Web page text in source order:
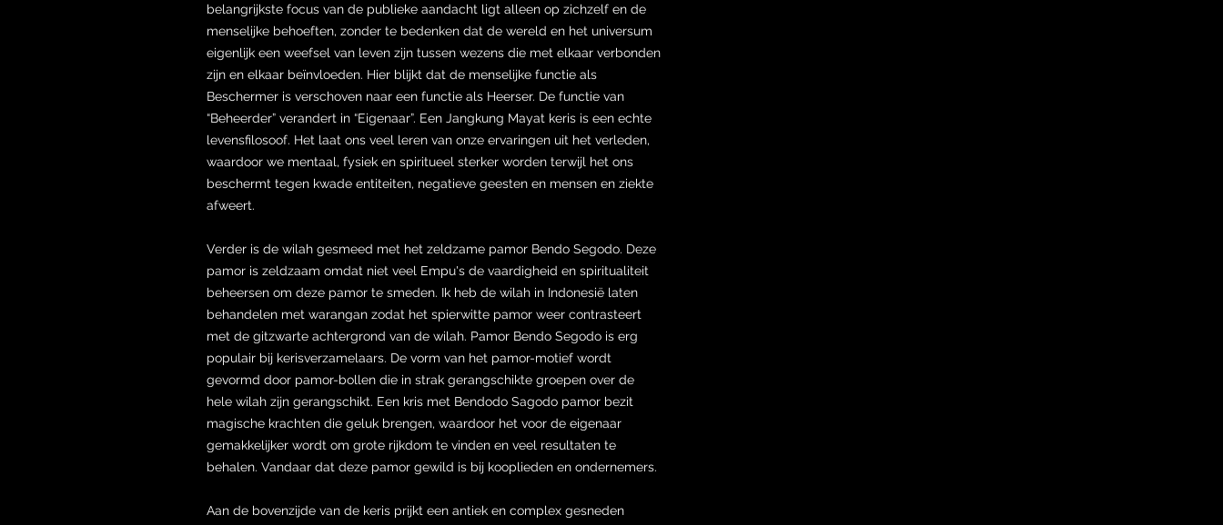
belangrijkste focus van de publieke aandacht ligt alleen op zichzelf en de
menselijke behoeften, zonder te bedenken dat de wereld en het universum
eigenlijk een weefsel van leven zijn tussen wezens die met elkaar verbonden
zijn en elkaar beïnvloeden. Hier blijkt dat de menselijke functie als
Beschermer is verschoven naar een functie als Heerser. De functie van
“Beheerder” verandert in “Eigenaar”. Een Jangkung Mayat keris is een echte
levensfilosoof. Het laat ons veel leren van onze ervaringen uit het verleden,
waardoor we mentaal, fysiek en spiritueel sterker worden terwijl het ons
beschermt tegen kwade entiteiten, negatieve geesten en mensen en ziekte
afweert.
Verder is de wilah gesmeed met het zeldzame pamor Bendo Segodo. Deze
pamor is zeldzaam omdat niet veel Empu's de vaardigheid en spiritualiteit
beheersen om deze pamor te smeden. Ik heb de wilah in Indonesië laten
behandelen met warangan zodat het spierwitte pamor weer contrasteert
met de gitzwarte achtergrond van de wilah. Pamor Bendo Segodo is erg
populair bij kerisverzamelaars. De vorm van het pamor-motief wordt
gevormd door pamor-bollen die in strak gerangschikte groepen over de
hele wilah zijn gerangschikt. Een kris met Bendodo Sagodo pamor bezit
magische krachten die geluk brengen, waardoor het voor de eigenaar
gemakkelijker wordt om grote rijkdom te vinden en veel resultaten te
behalen. Vandaar dat deze pamor gewild is bij kooplieden en ondernemers.
Aan de bovenzijde van de keris prijkt een antiek en complex gesneden